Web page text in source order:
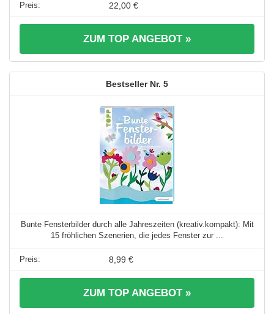
22,00 €
ZUM TOP ANGEBOT »
5
Bunte Fensterbilder durch alle Jahreszeiten (kreativ.kompakt): Mit
15 fröhlichen Szenerien, die jedes Fenster zur ...
8,99 €
ZUM TOP ANGEBOT »